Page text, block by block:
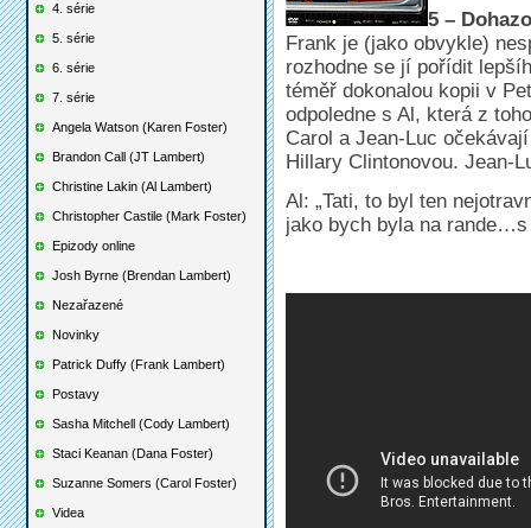
4. série
5. série
6. série
7. série
Angela Watson (Karen Foster)
Brandon Call (JT Lambert)
Christine Lakin (Al Lambert)
Christopher Castile (Mark Foster)
Epizody online
Josh Byrne (Brendan Lambert)
Nezařazené
Novinky
Patrick Duffy (Frank Lambert)
Postavy
Sasha Mitchell (Cody Lambert)
Staci Keanan (Dana Foster)
Suzanne Somers (Carol Foster)
Videa
5 –
Frank je (jako obvykle)
rozhodne se jí pořídit
téměř dokonalou kopii v
odpoledne s Al, která z
Carol a Jean-Luc
Hillary Clintonovou. Jean-
Al: „Tati, to byl ten
jako bych byla na rande…s